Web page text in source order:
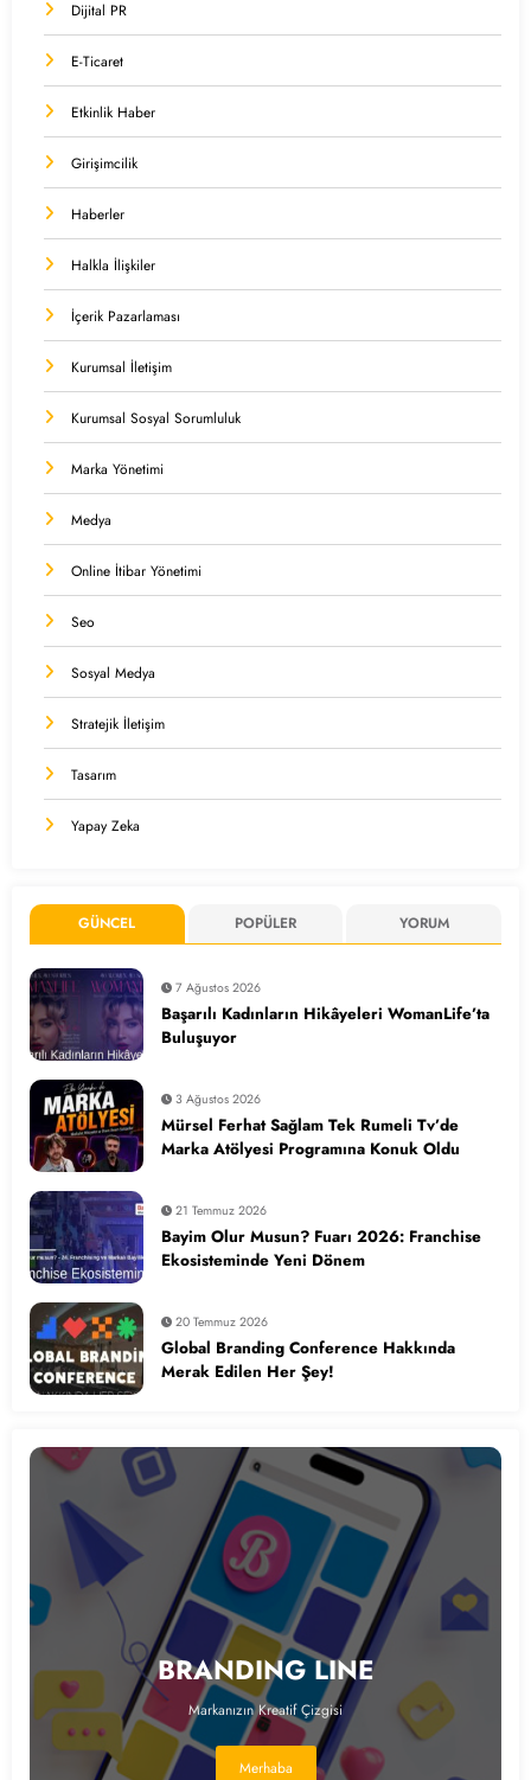
Dijital PR
E-Ticaret
Etkinlik Haber
Girişimcilik
Haberler
Halkla İlişkiler
İçerik Pazarlaması
Kurumsal İletişim
Kurumsal Sosyal Sorumluluk
Marka Yönetimi
Medya
Online İtibar Yönetimi
Seo
Sosyal Medya
Stratejik İletişim
Tasarım
Yapay Zeka
GÜNCEL POPÜLER YORUM
7 Ağustos 2026
Başarılı Kadınların Hikâyeleri WomanLife’ta
Buluşuyor
3 Ağustos 2026
Mürsel Ferhat Sağlam Tek Rumeli Tv’de
Marka Atölyesi Programına Konuk Oldu
21 Temmuz 2026
Bayim Olur Musun? Fuarı 2026: Franchise
Ekosisteminde Yeni Dönem
20 Temmuz 2026
Global Branding Conference Hakkında
Merak Edilen Her Şey!
BRANDING LINE
Markanızın Kreatif Çizgisi
Merhaba